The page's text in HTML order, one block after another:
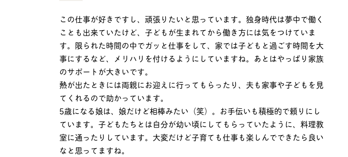
この仕事が好きですし、頑張りたいと思っています。独身時代は夢中で働く
ことも出来ていたけど、子どもが生まれてから働き方には気をつけていま
す。限られた時間の中でガッと仕事をして、家では子どもと過ごす時間を大
事にするなど、メリハリを付けるようにしていますね。あとはやっぱり家族
のサポートが大きいです。
熱が出たときには両親にお迎えに行ってもらったり、夫も家事や子どもを見
てくれるので助かっています。
5歳になる娘は、娘だけど相棒みたい（笑）。お手伝いも積極的で頼りにし
ています。子どもたちとは自分が幼い頃にしてもらっていたように、料理教
室に通ったりしています。大変だけど子育ても仕事も楽しんでできたら良い
なと思ってますね。